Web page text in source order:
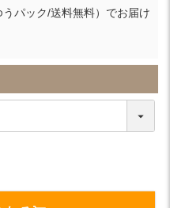
パック/送料無料） でお届け